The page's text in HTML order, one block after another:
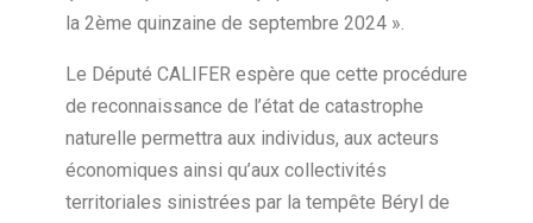
la 2ème quinzaine de septembre 2024 ».
Le Député CALIFER espère que cette procédure
de reconnaissance de l’état de catastrophe
naturelle permettra aux individus, aux acteurs
économiques ainsi qu’aux collectivités
territoriales sinistrées par la tempête Béryl de